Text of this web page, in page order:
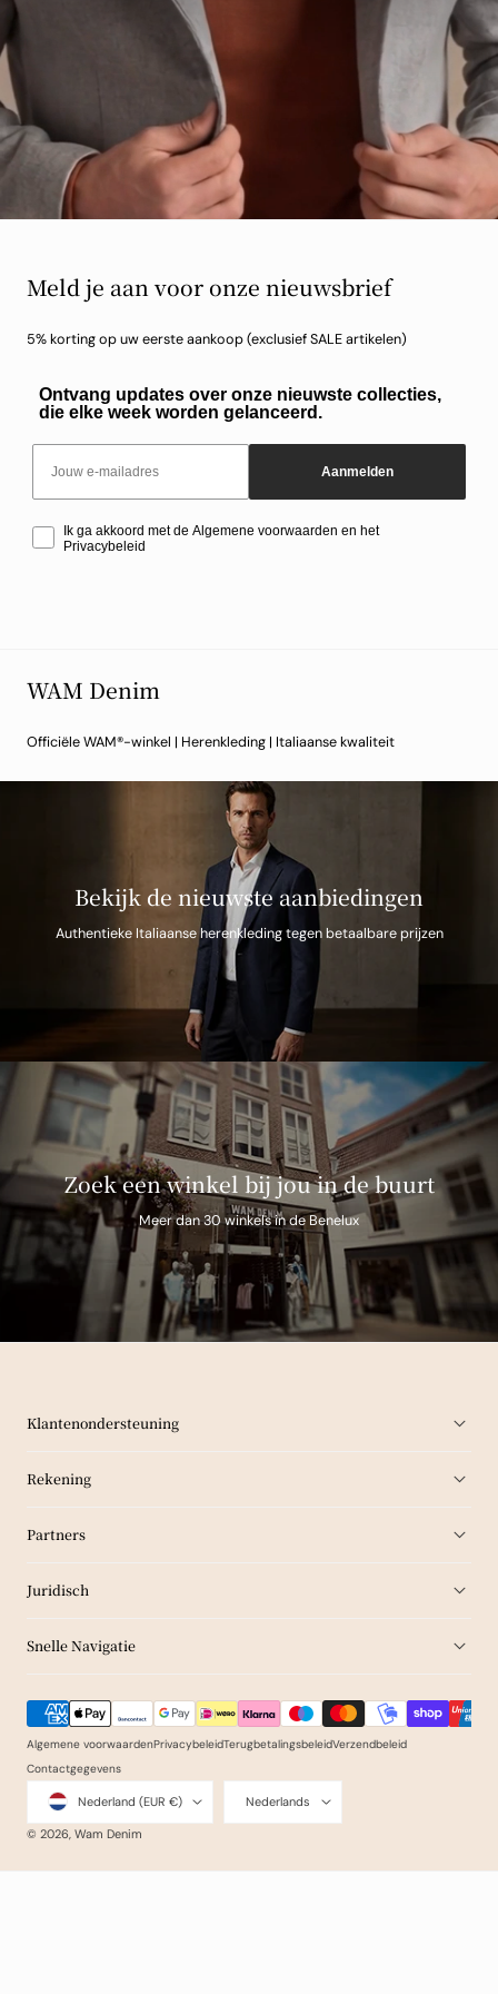
Meld je aan voor onze nieuwsbrief
5% korting op uw eerste aankoop (exclusief SALE artikelen)
Ontvang updates over onze nieuwste collecties,
die elke week worden gelanceerd.
Email
Aanmelden
Ik ga akkoord met de Algemene voorwaarden en het
Privacybeleid
WAM Denim
Officiële WAM®-winkel | Herenkleding | Italiaanse kwaliteit
Bekijk de nieuwste aanbiedingen
Authentieke Italiaanse herenkleding tegen betaalbare prijzen
Zoek een winkel bij jou in de buurt
Meer dan 30 winkels in de Benelux
Klantenondersteuning
Rekening
Partners
Juridisch
Snelle Navigatie
Land/regio
Nederland (EUR €) Nederlands
© 2026, Wam Denim
Betaalmethoden
Algemene voorwaardenPrivacybeleidTerugbetalingsbeleidVerzendbeleid
Contactgegevens